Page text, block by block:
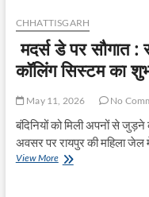
राम
की
खेती,
किसान
क्रेडिट
से
मिली
नई
ताकत
CHHATTISGARH
मदर्स डे पर सौगात :
कॉलिंग सिस्टम का
May 11, 2026 No
बंदिनियों को मिली अपनों से
अवसर पर रायपुर की महिला जेल
View Moreमदर्स